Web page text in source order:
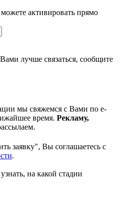
активировать прямо
лучше связаться, сообщите
мы свяжемся с Вами по e-
время. Рекламу,
заявку", Вы соглашаетесь с
.
на какой стадии